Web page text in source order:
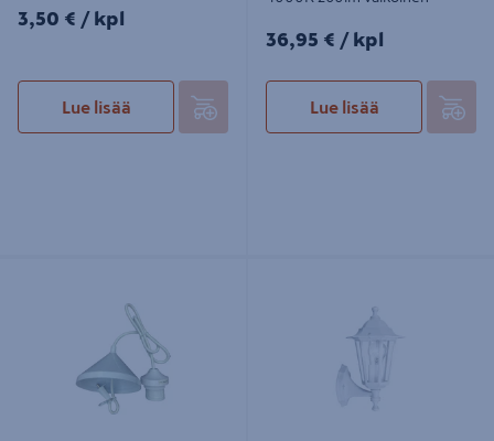
3,50€/kpl
3,50 € / kpl
Lue lisää
36,95€/kpl
36,95 € / kpl
Lue lisää